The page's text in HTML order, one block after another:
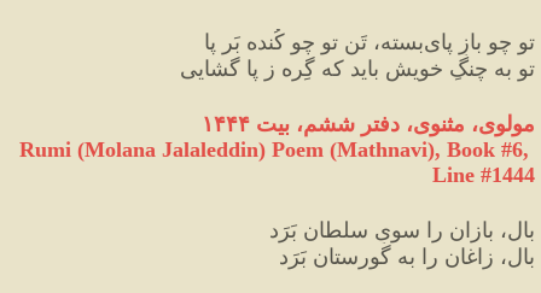
تو چو بازِ پای‌بسته، تَنِ تو چو کُنده بَر پا
تو به چنگِ خویش باید که گِره ز پا گشایی
مولوی، مثنوی، دفتر ششم، بیت ۱۴۴۴
Rumi (Molana Jalaleddin) Poem (Mathnavi), Book #6,
Line #1444
بال، بازان را سویِ سلطان بَرَد
بال، زاغان را به گورستان بَرَد